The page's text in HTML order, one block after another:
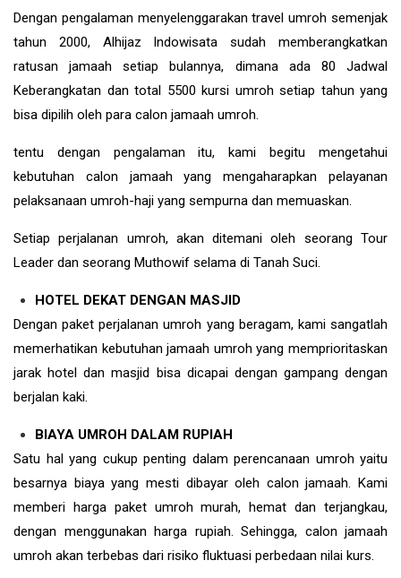
Dengan pengalaman menyelenggarakan travel umroh semenjak
tahun 2000, Alhijaz Indowisata sudah memberangkatkan
ratusan jamaah setiap bulannya, dimana ada 80 Jadwal
Keberangkatan dan total 5500 kursi umroh setiap tahun yang
bisa dipilih oleh para calon jamaah umroh.
tentu dengan pengalaman itu, kami begitu mengetahui
kebutuhan calon jamaah yang mengaharapkan pelayanan
pelaksanaan umroh-haji yang sempurna dan memuaskan.
Setiap perjalanan umroh, akan ditemani oleh seorang Tour
Leader dan seorang Muthowif selama di Tanah Suci.
HOTEL DEKAT DENGAN MASJID
Dengan paket perjalanan umroh yang beragam, kami sangatlah
memerhatikan kebutuhan jamaah umroh yang memprioritaskan
jarak hotel dan masjid bisa dicapai dengan gampang dengan
berjalan kaki.
BIAYA UMROH DALAM RUPIAH
Satu hal yang cukup penting dalam perencanaan umroh yaitu
besarnya biaya yang mesti dibayar oleh calon jamaah. Kami
memberi harga paket umroh murah, hemat dan terjangkau,
dengan menggunakan harga rupiah. Sehingga, calon jamaah
umroh akan terbebas dari risiko fluktuasi perbedaan nilai kurs.